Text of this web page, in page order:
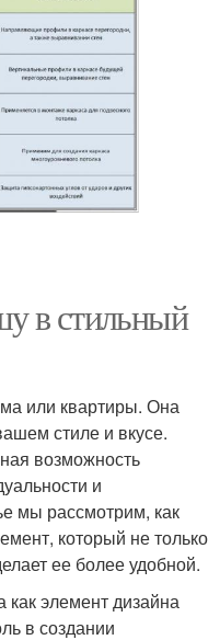
в стильный
или квартиры. Она
стиле и вкусе.
возможность
и
мы рассмотрим, как
который не только
ее более удобной.
как элемент дизайна
в создании